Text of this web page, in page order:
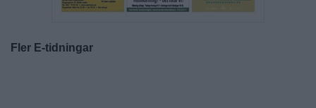
Fler E-tidningar